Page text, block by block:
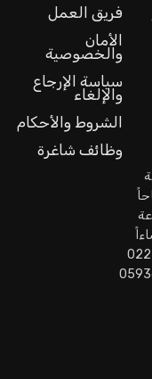
022405060
فريق العمل
الأمان
والخصوصية
سياسة الإرجاع
والإلغاء
الشروط والأحكام
وظائف شاغرة